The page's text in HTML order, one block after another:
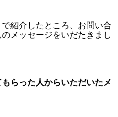
紹介したところ、お問い合
メッセージをいだたきまし
らった人からいただいたメ